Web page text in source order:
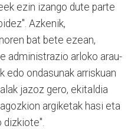
ezin izango dute parte
Azkenik,
bat bete ezean,
administrazio arloko arau-
edo ondasunak arriskuan
jazoz gero, ekitaldia
argiketak hasi eta